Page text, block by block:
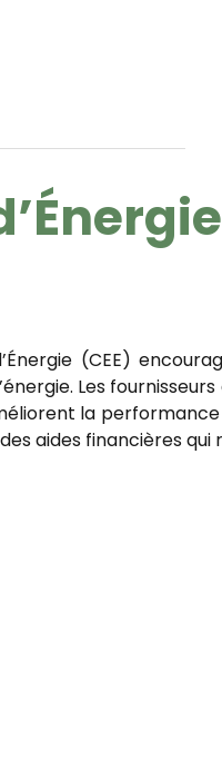
(CEE)
Les fournisseurs
la
aides financières